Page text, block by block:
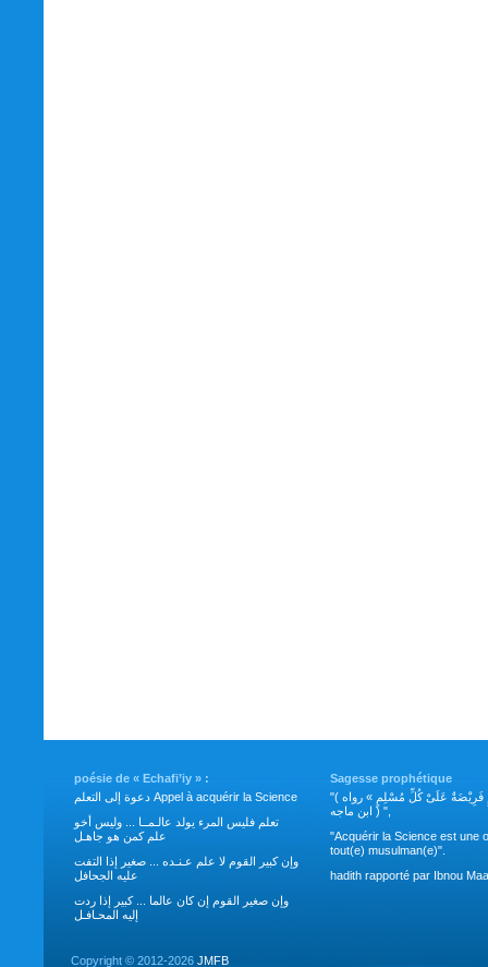
poésie de « Echafi’iy » :
دعوة إلى التعلم Appel à acquérir la Science
تعلم فليس المرء يولد عالـمــا ... وليس أخو
علم كمن هو جاهـل
وإن كبير القوم لا علم عـنـده ... صغير إذا التفت
عليه الجحافل
وإن صغير القوم إن كان عالما ... كبير إذا ردت
إليه المحـافـل
Sagesse prophétique
"( طَلَبُ العِلْمِ فَرِيْضَةٌ عَلَىْ كُلِّ مُسْلِمٍ » رواه
ابن ماجه ) ",
"Acquérir la Science est une
tout(e) musulman(e)".
hadith rapporté par Ibnou
Copyright © 2012-2026 JMFB